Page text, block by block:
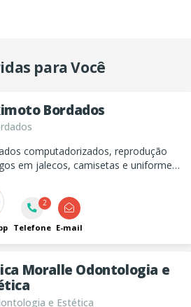
para Você
Bordados
computadorizados, reprodução
em jalecos, camisetas e uniformes
2
Telefone E-mail
Moralle Odontologia e
e Estética